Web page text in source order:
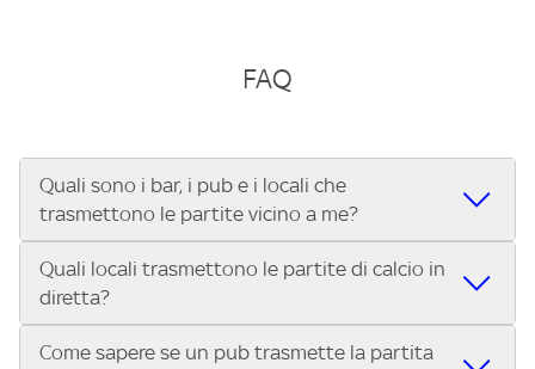
FAQ
Quali sono i bar, i pub e i locali che
trasmettono le partite vicino a me?
Se cerchi un bar, pub, ristorante o locale vicino a te per
vedere le partite di Serie A ENILIVE, la Serie C Sky Wifi, la
UEFA Champions League, la UEFA Europa League, la UEFA
Conference League, il Tennis, la Formula 1®, la MotoGP™ e
Quali locali trasmettono le partite di calcio in
diretta?
Vuoi sapere quali bar, pub o ristoranti mostrano le partite
Come sapere se un pub trasmette la partita